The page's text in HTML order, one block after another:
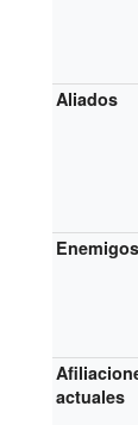
Aliados
Enemigos
actuales